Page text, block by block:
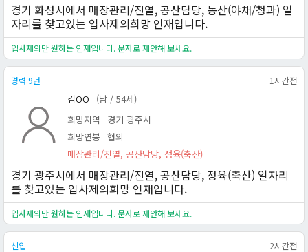
경기 화성시에서 매장관리/진열, 공산담당, 농산(야채/청과) 일
자리를 찾고있는 입사제의희망 인재입니다.
입사제의만 원하는 인재입니다. 문자로 제안해 보세요.
경력 9년 1시간전
김OO
(남 / 54세)
희망지역
경기 광주시
희망연봉 협의
매장관리/진열, 공산담당, 정육(축산)
경기 광주시에서 매장관리/진열, 공산담당, 정육(축산) 일자리
를 찾고있는 입사제의희망 인재입니다.
입사제의만 원하는 인재입니다. 문자로 제안해 보세요.
신입 2시간전